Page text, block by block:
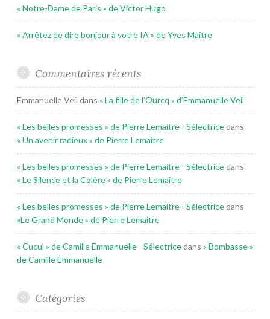
« Notre-Dame de Paris » de Victor Hugo
« Arrêtez de dire bonjour à votre IA » de Yves Maitre
Commentaires récents
Emmanuelle Veil dans « La fille de l’Ourcq » d’Emmanuelle Veil
« Les belles promesses » de Pierre Lemaitre - Sélectricedans
« Un avenir radieux » de Pierre Lemaitre
« Les belles promesses » de Pierre Lemaitre - Sélectricedans
« Le Silence et la Colère » de Pierre Lemaitre
« Les belles promesses » de Pierre Lemaitre - Sélectricedans
«Le Grand Monde » de Pierre Lemaitre
« Cucul » de Camille Emmanuelle - Sélectricedans « Bombasse »
de Camille Emmanuelle
Catégories